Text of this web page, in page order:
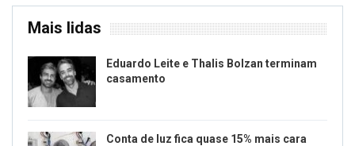
Mais lidas
Eduardo Leite e Thalis Bolzan terminam
casamento
Conta de luz fica quase 15% mais cara